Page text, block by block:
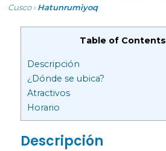
Cusco› Hatunrumiyoq
Table of Contents
Descripción
¿Dónde se ubica?
Atractivos
Horario
Descripción